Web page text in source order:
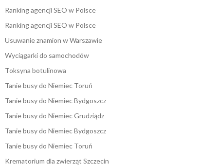
Ranking agencji SEO w Polsce
Ranking agencji SEO w Polsce
Usuwanie znamion w Warszawie
Wyciągarki do samochodów
Toksyna botulinowa
Tanie busy do Niemiec Toruń
Tanie busy do Niemiec Bydgoszcz
Tanie busy do Niemiec Grudziądz
Tanie busy do Niemiec Bydgoszcz
Tanie busy do Niemiec Toruń
Krematorium dla zwierząt Szczecin